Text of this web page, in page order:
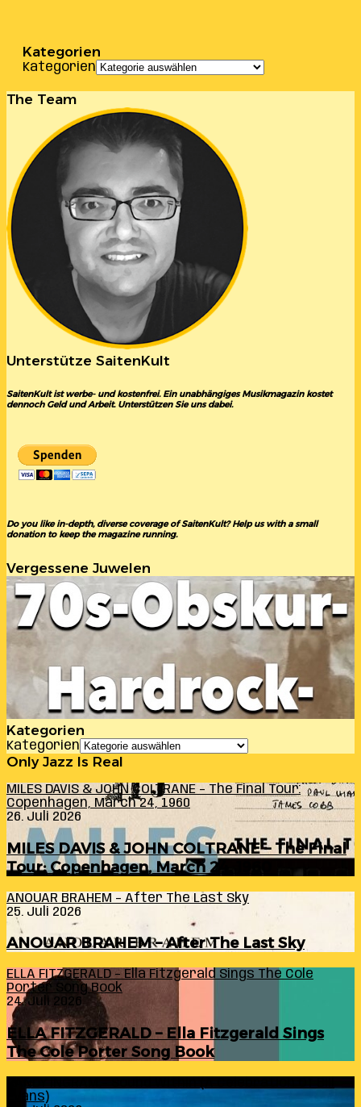
Kategorien
Kategorien
The Team
Unterstütze SaitenKult
SaitenKult ist werbe- und kostenfrei. Ein unabhängiges Musikmagazin kostet
dennoch Geld und Arbeit. Unterstützen Sie uns dabei.
Do you like in-depth, diverse coverage of SaitenKult? Help us with a small
donation to keep the magazine running.
Vergessene Juwelen
Kategorien
Kategorien
Only Jazz Is Real
MILES DAVIS & JOHN COLTRANE – The Final Tour:
Copenhagen, March 24, 1960
26. Juli 2026
MILES DAVIS & JOHN COLTRANE – The Final
Tour: Copenhagen, March 24, 1960
ANOUAR BRAHEM – After The Last Sky
25. Juli 2026
ANOUAR BRAHEM – After The Last Sky
ELLA FITZGERALD – Ella Fitzgerald Sings The Cole
Porter Song Book
24. Juli 2026
ELLA FITZGERALD – Ella Fitzgerald Sings
The Cole Porter Song Book
Evans)